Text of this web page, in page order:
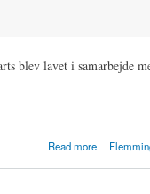
blev lavet i samarbejde
Read more